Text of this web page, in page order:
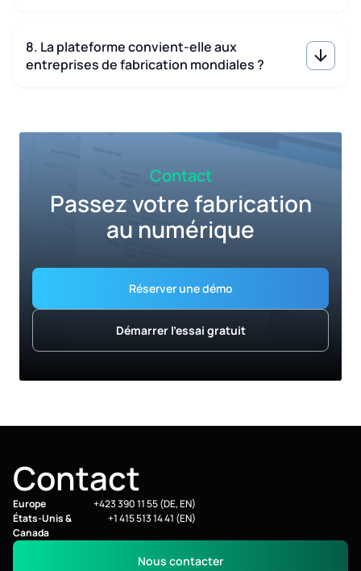
8. La plateforme convient-elle aux
entreprises de fabrication mondiales ?
Contact
Passez votre fabrication
au numérique
Réserver une démo
Démarrer l'essai gratuit
Contact
Europe
+423 390 11 55 (DE, EN)
États-Unis &
Canada
+1 415 513 14 41 (EN)
Nous contacter